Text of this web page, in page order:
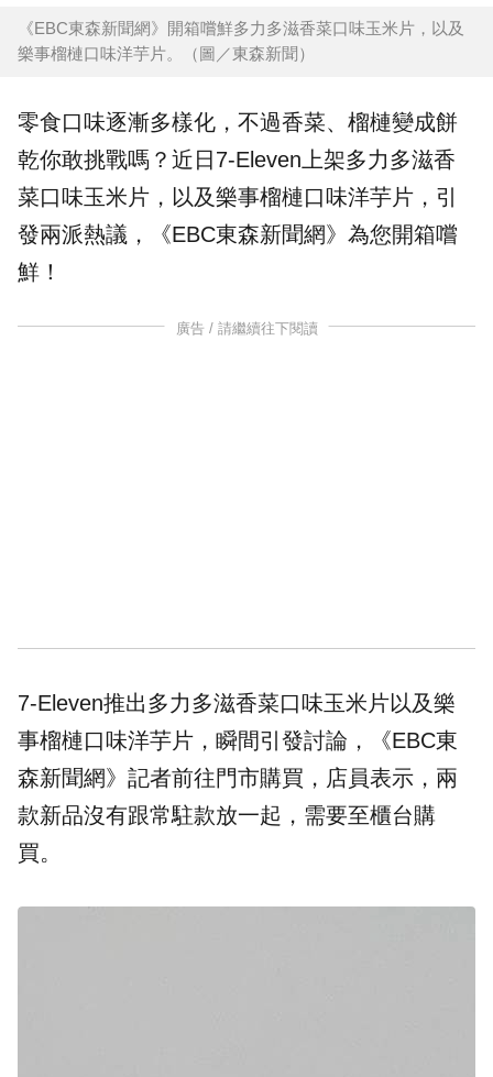
《EBC東森新聞網》開箱嚐鮮多力多滋香菜口味玉米片，以及
樂事榴槤口味洋芋片。（圖／東森新聞）
零食口味逐漸多樣化，不過香菜、榴槤變成餅
乾你敢挑戰嗎？近日7-Eleven上架多力多滋香
菜口味玉米片，以及樂事榴槤口味洋芋片，引
發兩派熱議，《EBC東森新聞網》為您開箱嚐
鮮！
廣告 / 請繼續往下閱讀
7-Eleven推出多力多滋香菜口味玉米片以及樂
事榴槤口味洋芋片，瞬間引發討論，《EBC東
森新聞網》記者前往門市購買，店員表示，兩
款新品沒有跟常駐款放一起，需要至櫃台購
買。